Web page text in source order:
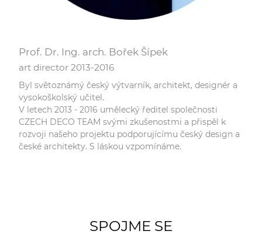
Prof. Dr. Ing. arch. Bořek Šípek
art director 2013-2016
Byl světoznámý český výtvarník, architekt, designér a
vysokoškolský učitel.
V letech 2013 - 2016 umělecký ředitel společnosti
CZECH DECO TEAM svými zkušenostmi a přispěl k
rozvoji našeho projektu podporujícímu český design a
české architekty. S láskou vzpomínáme.
SPOJME SE